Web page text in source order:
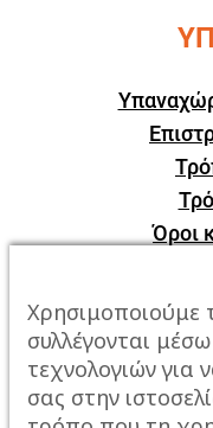
Όροι
Πόλη:
Χρησιμοποιούμε
συλλέγονται
τεχνολογιών για
σας στην